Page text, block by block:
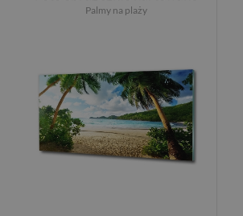
Palmy na plaży